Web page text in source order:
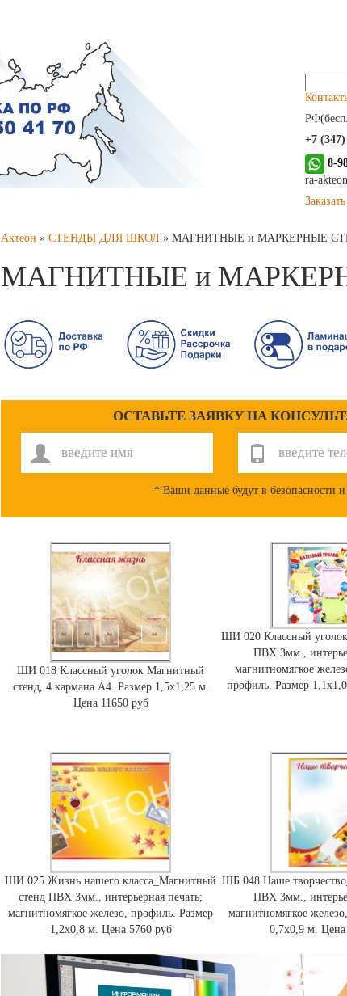
+7
8-
ra-
Актеон » СТЕНДЫ ДЛЯ ШКОЛ » МАГНИТНЫЕ и МАРКЕРНЫЕ
МАГНИТНЫЕ и
ОСТАВЬТЕ ЗАЯВКУ НА
* Ваши данные будут в безопасности
ШИ 018 Классный уголок Магнитный
стенд, 4 кармана А4. Размер 1,5х1,25 м.
Цена 11650 руб
ШИ 020 Классный
ПВХ 3мм.,
магнитномягкое
профиль. Размер
ШИ 025 Жизнь нашего класса_Магнитный
стенд ПВХ 3мм., интерьерная печать;
магнитномягкое железо, профиль. Размер
1,2х0,8 м. Цена 5760 руб
ШБ 048 Наше
ПВХ 3мм.,
магнитномягкое
0,7х0,9 м. Цена